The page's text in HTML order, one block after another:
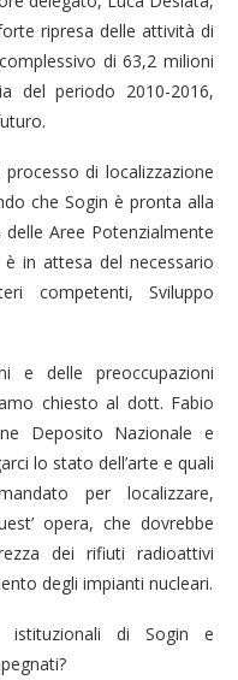
ripresa delle attività di
di 63,2 milioni
del periodo 2010-2016,
di localizzazione
che Sogin è pronta alla
Aree Potenzialmente
in attesa del necessario
competenti, Sviluppo
e delle preoccupazioni
chiesto al dott. Fabio
Deposito Nazionale e
lo stato dell’arte e quali
per localizzare,
opera, che dovrebbe
dei rifiuti radioattivi
degli impianti nucleari.
di Sogin e